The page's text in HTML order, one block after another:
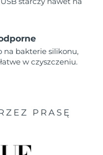
na bakterie silikonu,
w czyszczeniu.
PRASĘ